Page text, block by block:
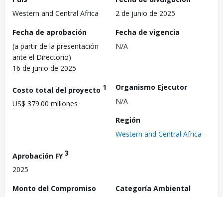
Western and Central Africa
2 de junio de 2025
Fecha de aprobación
(a partir de la presentación
ante el Directorio)
16 de junio de 2025
Fecha de vigencia
N/A
Costo total del proyecto 1
US$ 379.00 millones
Organismo Ejecutor
N/A
Región
Western and Central Africa
Aprobación FY3
2025
Monto del Compromiso
Categoría Ambiental